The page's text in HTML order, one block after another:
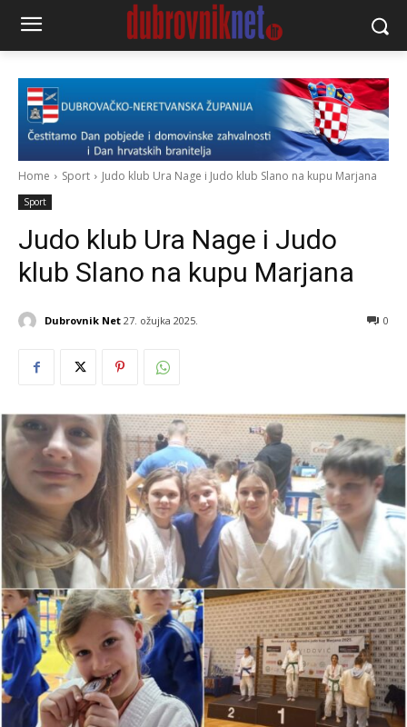
Home Sport Judo klub Ura Nage i Judo klub Slano na kupu Marjana
Sport
Judo klub Ura Nage i Judo
klub Slano na kupu Marjana
Dubrovnik Net 27. ožujka 2025. 0